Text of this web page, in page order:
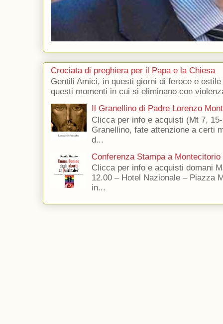
Crociata di preghiera per il Papa e la Chiesa
Gentili Amici, in questi giorni di feroce e
questi momenti in cui si eliminano con
Il Granellino di Padre Lorenzo
Clicca per info e acquisti (Mt 7,
Granellino, fate attenzione a certi
d...
Conferenza Stampa a Montecitorio
Clicca per info e acquisti domani
12.00 – Hotel Nazionale – Piazza
in...